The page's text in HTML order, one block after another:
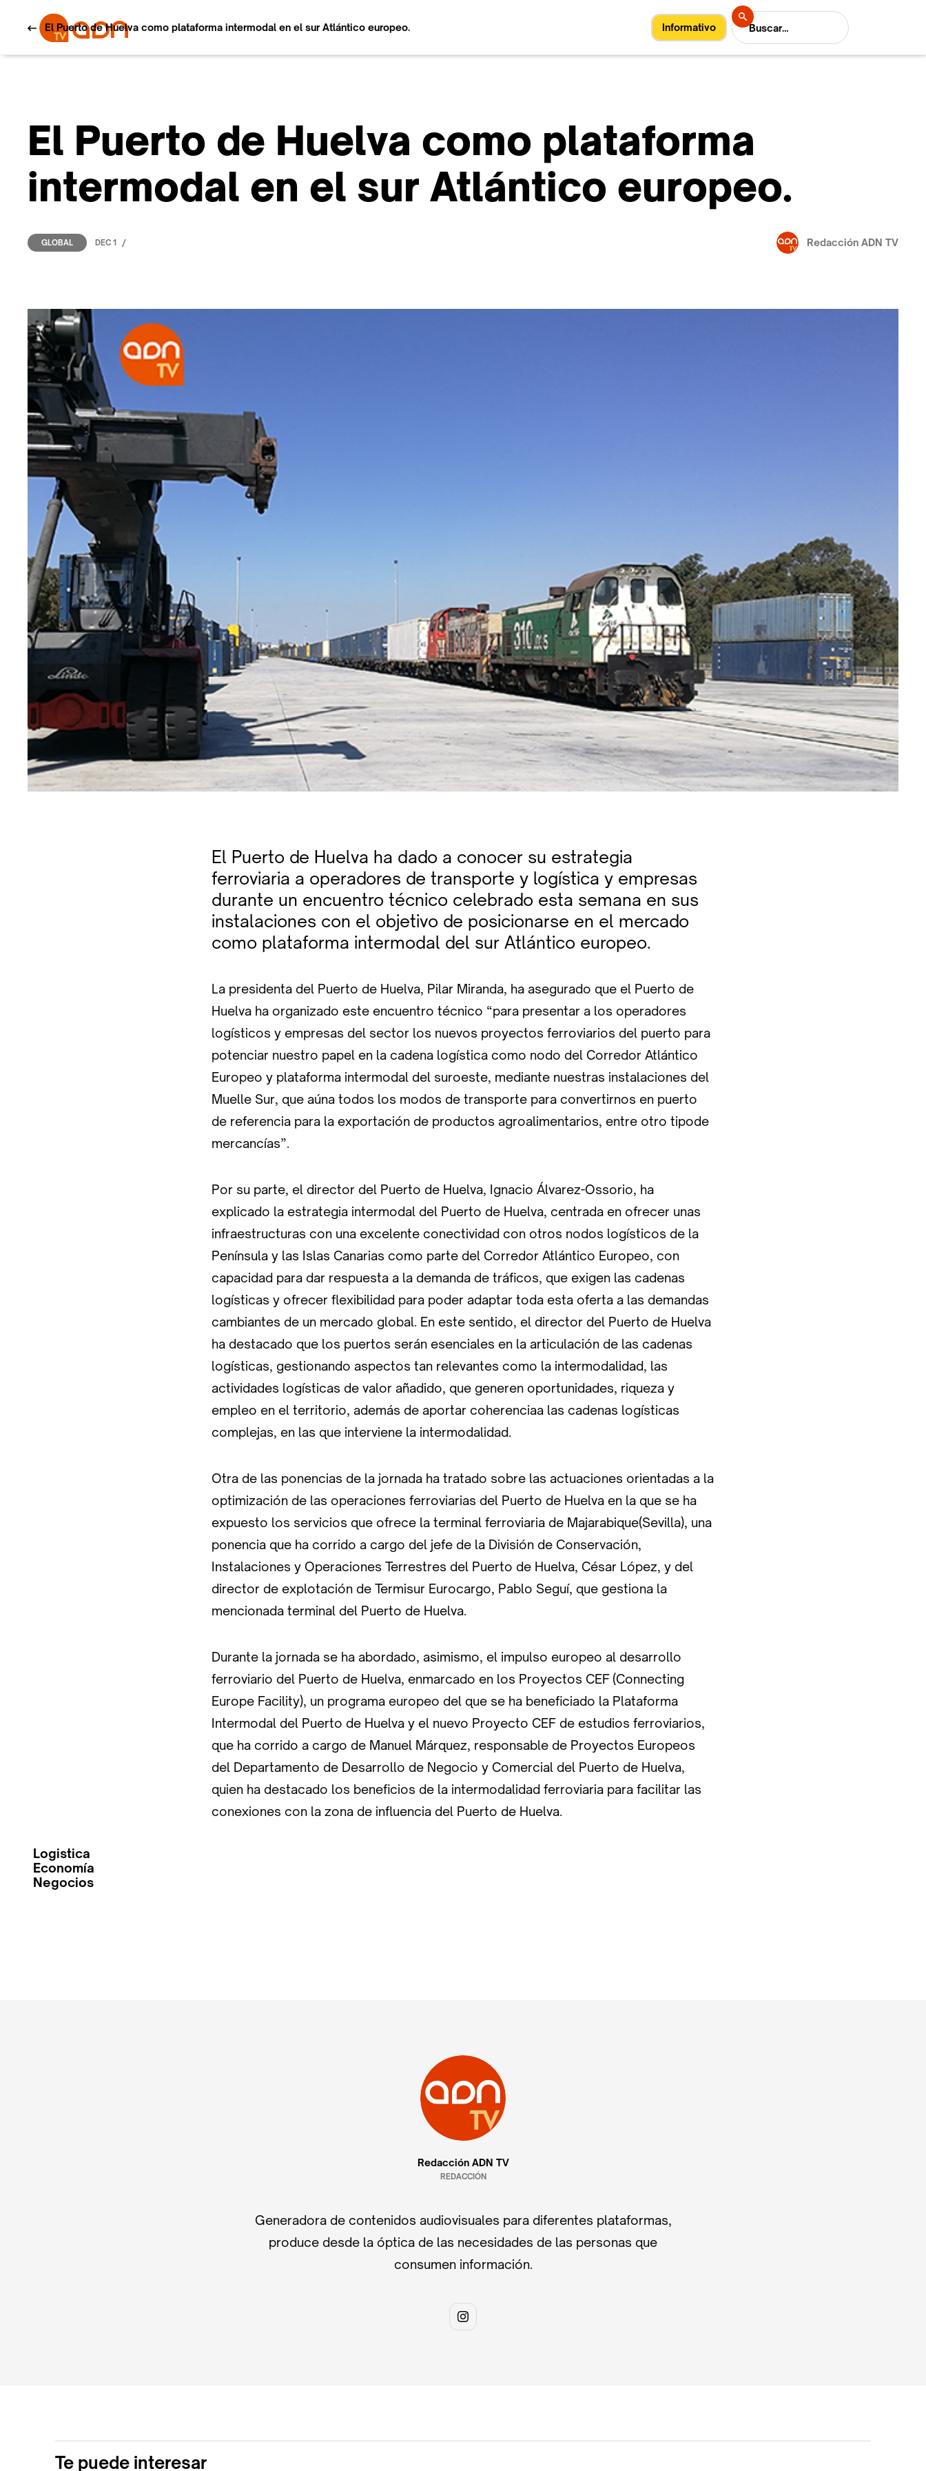
Informativo
El Puerto de Huelva como plataforma intermodal en el sur Atlántico europeo.
El Puerto de Huelva como plataforma
intermodal en el sur Atlántico europeo.
GLOBAL DEC 1 / Redacción ADN TV
El Puerto de Huelva ha dado a conocer su estrategia
ferroviaria a operadores de transporte y logística y empresas
durante un encuentro técnico celebrado esta semana en sus
instalaciones con el objetivo de posicionarse en el mercado
como plataforma intermodal del sur Atlántico europeo.
La presidenta del Puerto de Huelva, Pilar Miranda, ha asegurado que el Puerto de
Huelva ha organizado este encuentro técnico “para presentar a los operadores
logísticos y empresas del sector los nuevos proyectos ferroviarios del puerto para
potenciar nuestro papel en la cadena logística como nodo del Corredor Atlántico
Europeo y plataforma intermodal del suroeste, mediante nuestras instalaciones del
Muelle Sur, que aúna todos los modos de transporte para convertirnos en puerto
de referencia para la exportación de productos agroalimentarios, entre otro tipode
mercancías”.
Por su parte, el director del Puerto de Huelva, Ignacio Álvarez-Ossorio, ha
explicado la estrategia intermodal del Puerto de Huelva, centrada en ofrecer unas
infraestructuras con una excelente conectividad con otros nodos logísticos de la
Península y las Islas Canarias como parte del Corredor Atlántico Europeo, con
capacidad para dar respuesta a la demanda de tráficos, que exigen las cadenas
logísticas y ofrecer flexibilidad para poder adaptar toda esta oferta a las demandas
cambiantes de un mercado global. En este sentido, el director del Puerto de Huelva
ha destacado que los puertos serán esenciales en la articulación de las cadenas
logísticas, gestionando aspectos tan relevantes como la intermodalidad, las
actividades logísticas de valor añadido, que generen oportunidades, riqueza y
empleo en el territorio, además de aportar coherenciaa las cadenas logísticas
complejas, en las que interviene la intermodalidad.
Otra de las ponencias de la jornada ha tratado sobre las actuaciones orientadas a la
optimización de las operaciones ferroviarias del Puerto de Huelva en la que se ha
expuesto los servicios que ofrece la terminal ferroviaria de Majarabique(Sevilla), una
ponencia que ha corrido a cargo del jefe de la División de Conservación,
Instalaciones y Operaciones Terrestres del Puerto de Huelva, César López, y del
director de explotación de Termisur Eurocargo, Pablo Seguí, que gestiona la
mencionada terminal del Puerto de Huelva.
Durante la jornada se ha abordado, asimismo, el impulso europeo al desarrollo
ferroviario del Puerto de Huelva, enmarcado en los Proyectos CEF (Connecting
Europe Facility), un programa europeo del que se ha beneficiado la Plataforma
Intermodal del Puerto de Huelva y el nuevo Proyecto CEF de estudios ferroviarios,
que ha corrido a cargo de Manuel Márquez, responsable de Proyectos Europeos
del Departamento de Desarrollo de Negocio y Comercial del Puerto de Huelva,
quien ha destacado los beneficios de la intermodalidad ferroviaria para facilitar las
conexiones con la zona de influencia del Puerto de Huelva.
Logistica
Economía
Negocios
Redacción ADN TV
REDACCIÓN
Generadora de contenidos audiovisuales para diferentes plataformas,
produce desde la óptica de las necesidades de las personas que
consumen información.
Te puede interesar